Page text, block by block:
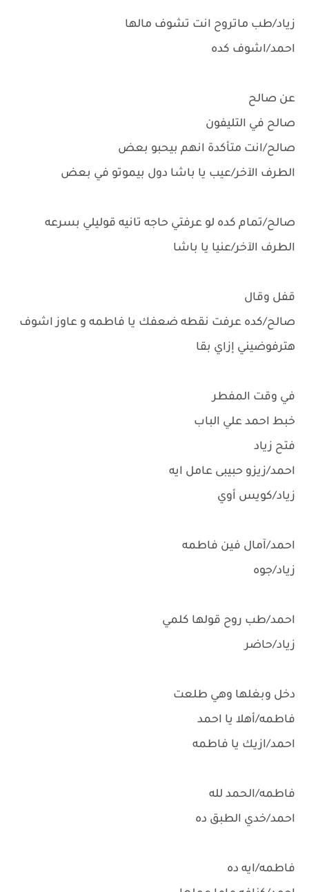
زياد/طب ماتروح انت تشوف مالها
احمد/اشوف كده
عن صالح
صالح في التليفون
صالح/انت متأكدة انهم بيحبو بعض
الطرف الآخر/عيب يا باشا دول بيموتو في بعض
صالح/تمام كده لو عرفتي حاجه تانيه قوليلي بسرعه
الطرف الآخر/عنيا يا باشا
قفل وقال
صالح/كده عرفت نقطه ضعفك يا فاطمه و عاوز اشوف
هترفوضيني إزاي بقا
في وقت المفطر
خبط احمد علي الباب
فتح زياد
احمد/زيزو حبيبى عامل ايه
زياد/كويس أوي
احمد/آمال فين فاطمه
زياد/جوه
احمد/طب روح قولها كلمي
زياد/حاضر
دخل وبغلها وهي طلعت
فاطمه/أهلا يا احمد
احمد/ازيك يا فاطمه
فاطمه/الحمد لله
احمد/خدي الطبق ده
فاطمه/ايه ده